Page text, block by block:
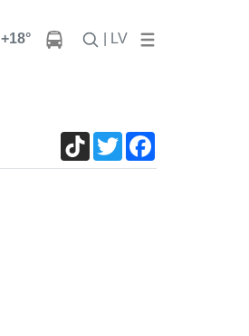
+18° | LV
TikTokTwitter